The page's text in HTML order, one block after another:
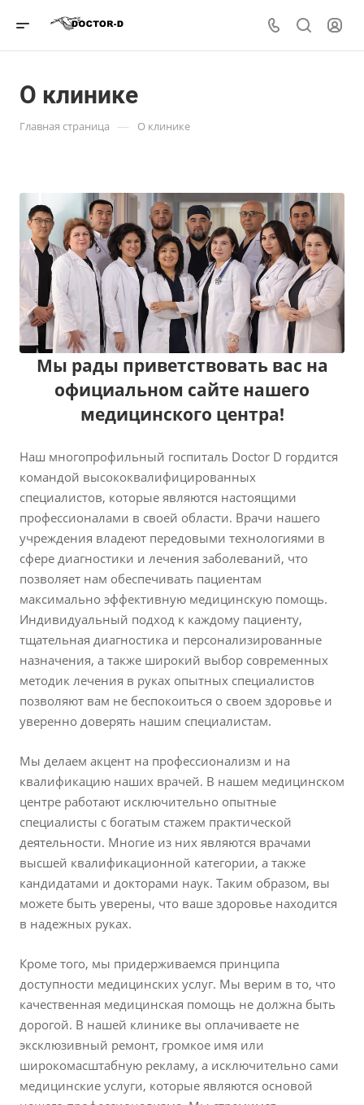
О клинике
Главная страница — О клинике
Мы рады приветствовать вас на
официальном сайте нашего
медицинского центра!
Наш многопрофильный госпиталь Doctor D гордится
командой высококвалифицированных
специалистов, которые являются настоящими
профессионалами в своей области. Врачи нашего
учреждения владеют передовыми технологиями в
сфере диагностики и лечения заболеваний, что
позволяет нам обеспечивать пациентам
максимально эффективную медицинскую помощь.
Индивидуальный подход к каждому пациенту,
тщательная диагностика и персонализированные
назначения, а также широкий выбор современных
методик лечения в руках опытных специалистов
позволяют вам не беспокоиться о своем здоровье и
уверенно доверять нашим специалистам.
Мы делаем акцент на профессионализм и на
квалификацию наших врачей. В нашем медицинском
центре работают исключительно опытные
специалисты с богатым стажем практической
деятельности. Многие из них являются врачами
высшей квалификационной категории, а также
кандидатами и докторами наук. Таким образом, вы
можете быть уверены, что ваше здоровье находится
в надежных руках.
Кроме того, мы придерживаемся принципа
доступности медицинских услуг. Мы верим в то, что
качественная медицинская помощь не должна быть
дорогой. В нашей клинике вы оплачиваете не
эксклюзивный ремонт, громкое имя или
широкомасштабную рекламу, а исключительно сами
медицинские услуги, которые являются основой